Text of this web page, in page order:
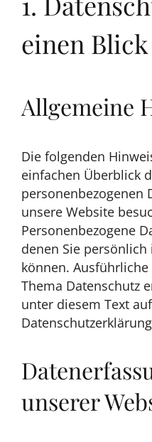
einen Blick
Allgemeine
Die folgenden
einfachen Überblick
personenbezogenen
unsere Website
Personenbezogene
denen Sie
können.
Thema Datenschutz
unter diesem Text
unserer